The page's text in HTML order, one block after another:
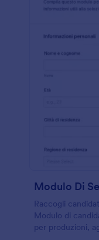
Modulo Di
Raccogli
Modulo di
per produzioni,